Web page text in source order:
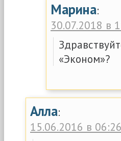
Марина:
30.07.2018 в
«Эконом»?
Алла:
15.06.2016 в 06:26